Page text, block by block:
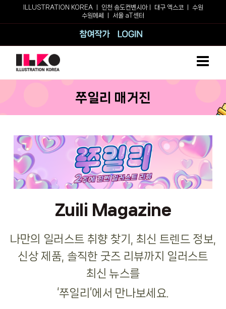
ILLUSTRATION KOREA ㅣ 인천 송도컨벤시아ㅣ 대구 엑스코
수원
수원메쎄
서울 aT센터
참여작가
쭈일리 매거진
Zuili Magazine
나만의 일러스트 취향 찾기, 최신 트렌드 정보,
신상 제품, 솔직한 굿즈 리뷰까지 일러스트
최신 뉴스를
‘쭈일리’에서 만나보세요.